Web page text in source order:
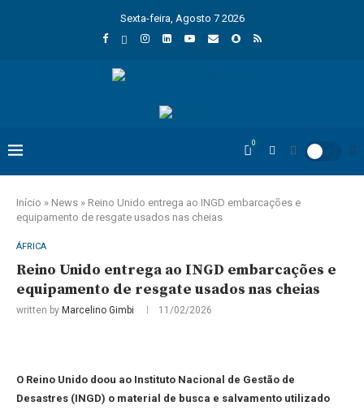
Sexta-feira, Agosto 7 2026
0
Início » News » Reino Unido entrega ao INGD embarcações e
equipamento de resgate usados nas cheias
ÁFRICA
Reino Unido entrega ao INGD embarcações e
equipamento de resgate usados nas cheias
written by Marcelino Gimbi 11/02/2026
O Reino Unido doou ao Instituto Nacional de Gestão de
Desastres (INGD) o material de busca e salvamento utilizado